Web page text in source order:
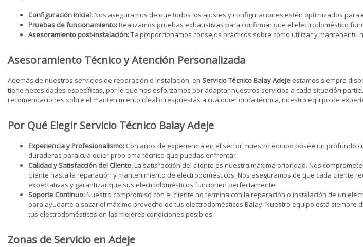
Configuración inicial:Nos aseguramos de que todos los ajustes y configuraciones estén optimizados
Pruebas de funcionamiento:Realizamos pruebas exhaustivas para confirmar que el electrodoméstico
Asesoramiento post-instalación:Te proporcionamos consejos prácticos sobre cómo utilizar y mantener
Asesoramiento Técnico y Atención Personalizada
Además de nuestros servicios de reparación e instalación, en Servicio Técnico Balay Adeje estamos siempre
tiene necesidades específicas, por lo que nos esforzamos por adaptar nuestros servicios a cada situación
recomendaciones sobre el mantenimiento ideal o respuestas a cualquier duda técnica, nuestro equipo de
Por Qué Elegir Servicio Técnico Balay Adeje
Experiencia y Profesionalismo: Con años de experiencia en el sector, nuestro equipo posee un profundo
duraderas para cualquier problema técnico que puedas enfrentar.
Calidad y Satisfacción del Cliente:La satisfacción del cliente es nuestra máxima prioridad. Nos
cliente hasta la reparación y mantenimiento de electrodomésticos. Nos aseguramos de que cada
expectativas y garantizar que sus electrodomésticos funcionen perfectamente.
Soporte Continuo:Nuestro compromiso con el cliente no termina con la reparación o instalación de un
para ayudarte a sacar el máximo provecho de tus electrodomésticos Balay. Nuestro equipo está
tus electrodomésticos en las mejores condiciones posibles.
Zonas de Servicio en Adeje